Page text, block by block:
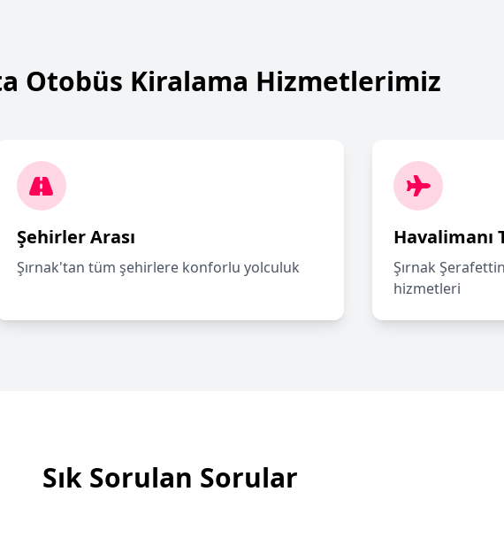
Otobüs Kiralama Hizmetlerimiz
Şehirler Arası
Şırnak'tan tüm şehirlere konforlu yolculuk
Havalimanı
Şırnak
hizmetleri
Sık Sorulan Sorular